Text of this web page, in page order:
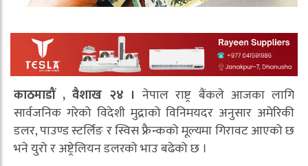
काठमाडौं , वैशाख २४ । नेपाल राष्ट्र बैंकले आजका लागि
सार्वजनिक गरेको विदेशी मुद्राको विनिमयदर अनुसार अमेरिकी
डलर, पाउण्ड स्टर्लिङ र स्विस फ्रैन्कको मूल्यमा गिरावट आएको छ
भने युरो र अष्ट्रेलियन डलरको भाउ बढेको छ ।